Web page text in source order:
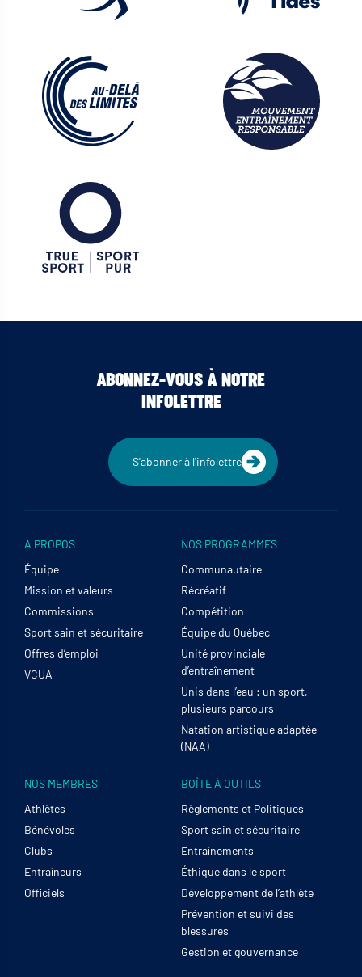
ABONNEZ-VOUS À NOTRE
INFOLETTRE
S'abonner à l'infolettre
À PROPOS
Équipe
Mission et valeurs
Commissions
Sport sain et sécuritaire
Offres d’emploi
VCUA
NOS PROGRAMMES
Communautaire
Récréatif
Compétition
Équipe du Québec
Unité provinciale
d’entraînement
Unis dans l’eau : un sport,
plusieurs parcours
Natation artistique adaptée
(NAA)
NOS MEMBRES
Athlètes
Bénévoles
Clubs
Entraîneurs
Officiels
BOÎTE À OUTILS
Règlements et Politiques
Sport sain et sécuritaire
Entraînements
Éthique dans le sport
Développement de l’athlète
Prévention et suivi des
blessures
Gestion et gouvernance